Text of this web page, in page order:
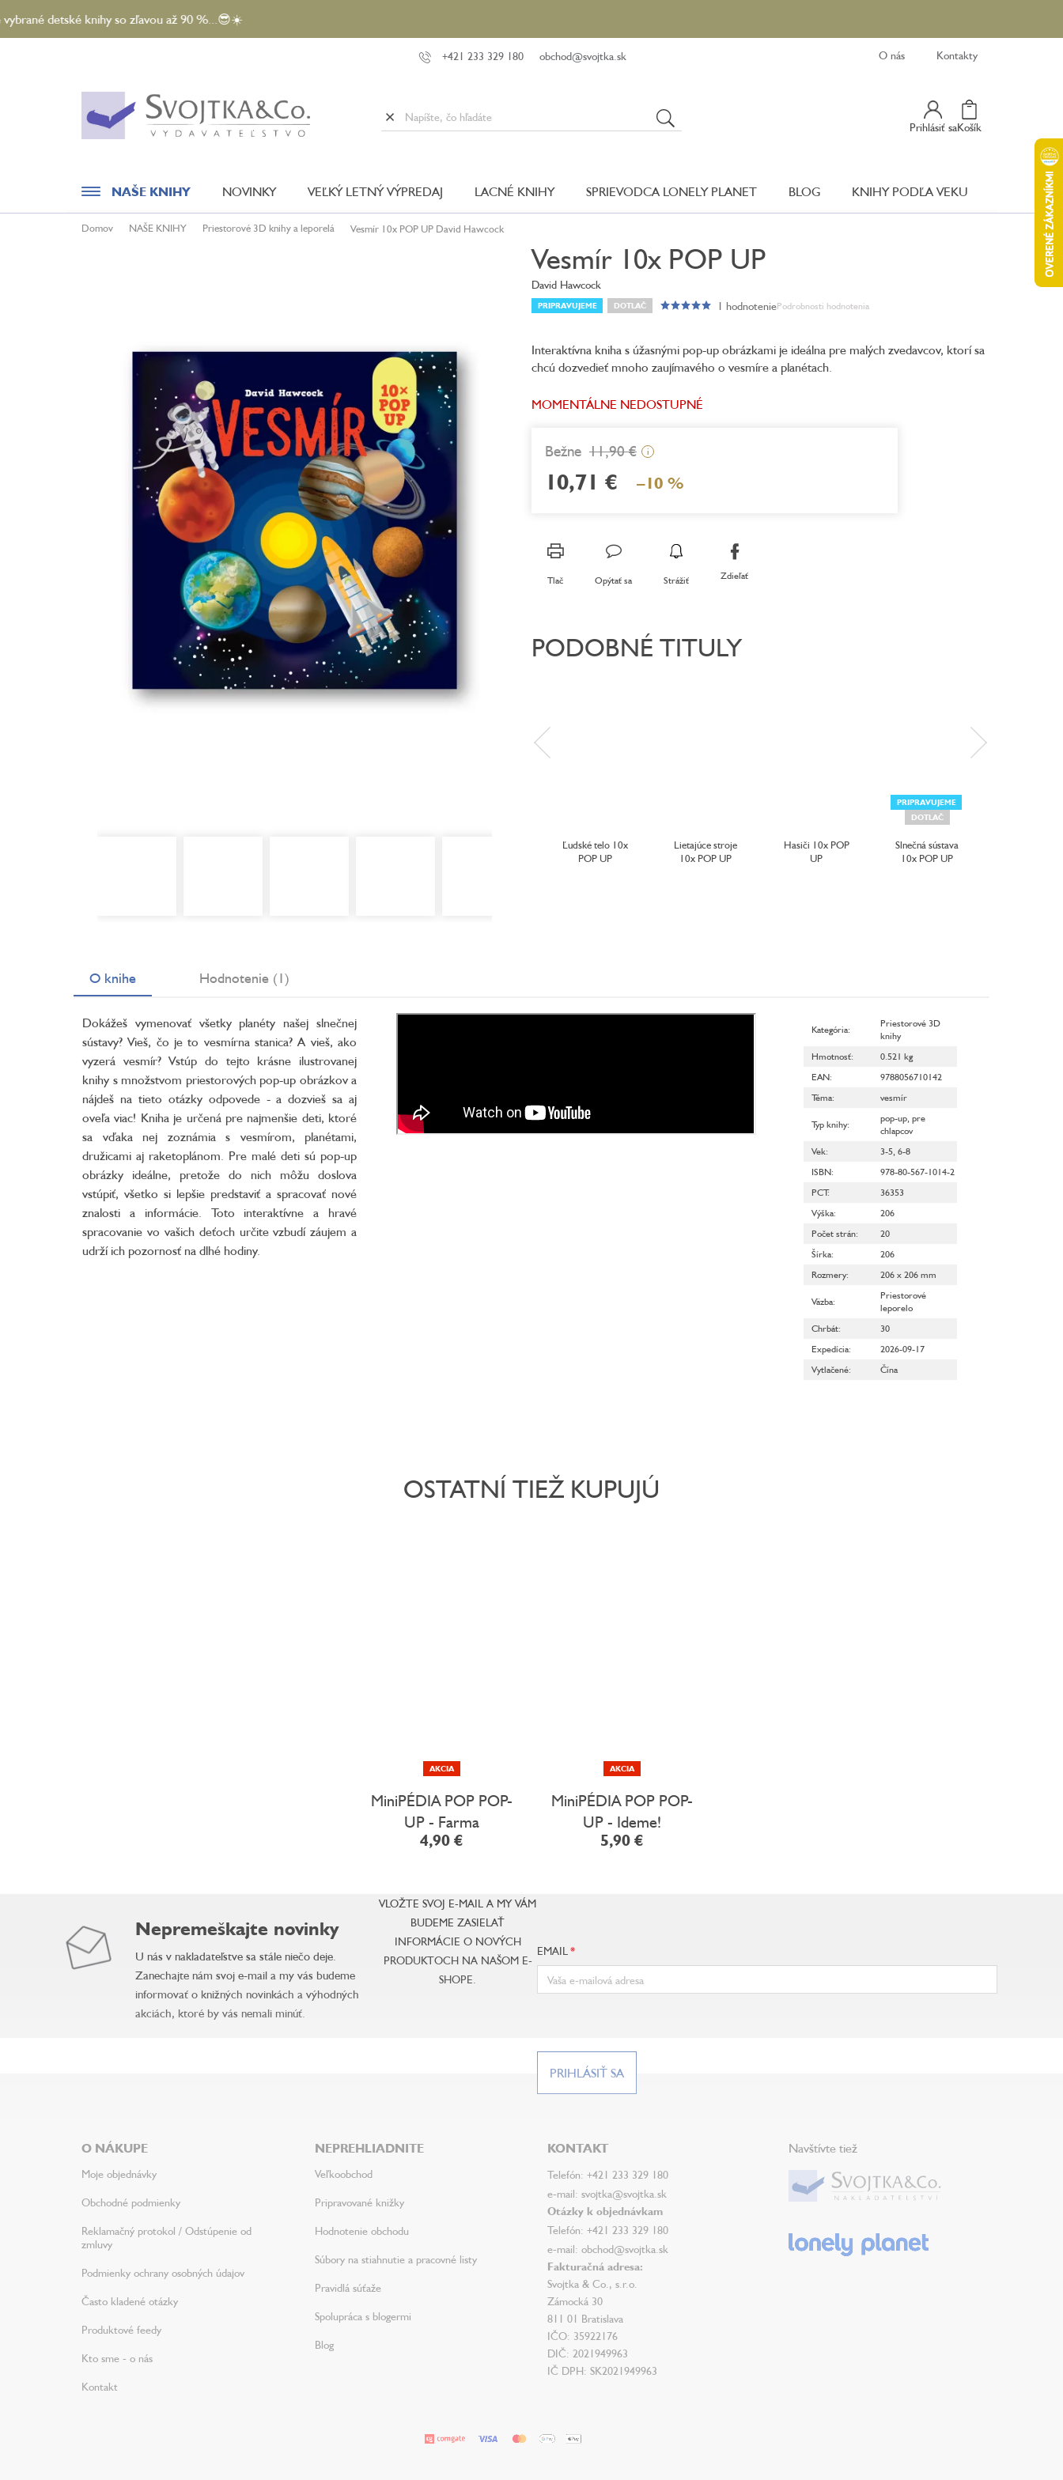
na
obsah
knihy so zľavou až 90 %...😎☀️
+421 233 329 180 obchod@svojtka.sk O nás Kontakty
Prihlásiť sa
Nákupný
Košík
NAŠE KNIHY
Aktivity / Samolepky
Rozprávky a príbehy
NOVINKY VEĽKÝ LETNÝ VÝPREDAJ LACNÉ KNIHY SPRIEVODCA LONELY PLANET BLOG KNIHY PODĽA VEKU
Domov NAŠE KNIHY Priestorové 3D knihy a leporelá Vesmír 10x POP UP David Hawcock
Vesmír 10x POP UP
David Hawcock
Podrobnosti hodnotenia
PRIPRAVUJEME DOTLAČ
Priemerné
je
5,0
1 hodnotenie
Interaktívna kniha s úžasnými pop-up obrázkami je ideálna pre malých zvedavcov, ktorí sa
chcú dozvedieť mnoho zaujímavého o vesmíre a planétach.
MOMENTÁLNE NEDOSTUPNÉ
11,90 € i
10,71 € –10 %
Tlač Opýtať sa Strážiť Zdieľať
PODOBNÉ TITULY
Ľudské telo 10x
POP UP
Lietajúce stroje
10x POP UP
Hasiči 10x POP
UP
PRIPRAVUJEME
DOTLAČ
Slnečná sústava
10x POP UP
O knihe Hodnotenie (1)
Dokážeš vymenovať všetky planéty našej slnečnej
sústavy? Vieš, čo je to vesmírna stanica? A vieš, ako
vyzerá vesmír? Vstúp do tejto krásne ilustrovanej
knihy s množstvom priestorových pop-up obrázkov a
nájdeš na tieto otázky odpovede - a dozvieš sa aj
oveľa viac! Kniha je určená pre najmenšie deti, ktoré
sa vďaka nej zoznámia s vesmírom, planétami,
družicami aj raketoplánom. Pre malé deti sú pop-up
obrázky ideálne, pretože do nich môžu doslova
vstúpiť, všetko si lepšie predstaviť a spracovať nové
znalosti a informácie. Toto interaktívne a hravé
spracovanie vo vašich deťoch určite vzbudí záujem a
udrží ich pozornosť na dlhé hodiny.
Kategória:
Priestorové 3D
knihy
Hmotnosť:
0.521 kg
EAN:
9788056710142
Téma: vesmír
Typ knihy:
pop-up, pre
chlapcov
Vek: 3-5, 6-8
ISBN:
978-80-567-1014-2
PCT:
36353
Výška:
206
Počet strán:
20
Šírka:
206
Rozmery: 206 x 206 mm
Väzba:
Priestorové
leporelo
Chrbát:
30
Expedícia:
2026-09-17
Vytlačené: Čína
OSTATNÍ TIEŽ KUPUJÚ
AKCIA
MiniPÉDIA POP POP-
UP - Farma
4,90 €
AKCIA
MiniPÉDIA POP POP-
UP - Ideme!
5,90 €
Nepremeškajte novinky
U nás v nakladateľstve sa stále niečo deje.
Zanechajte nám svoj e-mail a my vás budeme
informovať o knižných novinkách a výhodných
akciách, ktoré by vás nemali minúť.
VLOŽTE SVOJ E-MAIL A MY VÁM
BUDEME ZASIELAŤ
INFORMÁCIE O NOVÝCH
PRODUKTOCH NA NAŠOM E-
SHOPE.
EMAIL
PRIHLÁSIŤ SA
O NÁKUPE
Moje objednávky
Obchodné podmienky
Reklamačný protokol / Odstúpenie od
zmluvy
Podmienky ochrany osobných údajov
Často kladené otázky
Produktové feedy
Kto sme - o nás
Kontakt
NEPREHLIADNITE
Veľkoobchod
Pripravované knižky
Hodnotenie obchodu
Súbory na stiahnutie a pracovné listy
Pravidlá súťaže
Spolupráca s blogermi
Blog
KONTAKT
Telefón: +421 233 329 180
e-mail: svojtka@svojtka.sk
Otázky k objednávkam
Telefón: +421 233 329 180
e-mail: obchod@svojtka.sk
Fakturačná adresa:
Svojtka & Co., s.r.o.
Zámocká 30
811 01 Bratislava
IČO: 35922176
DIČ: 2021949963
IČ DPH: SK2021949963
Navštívte tiež